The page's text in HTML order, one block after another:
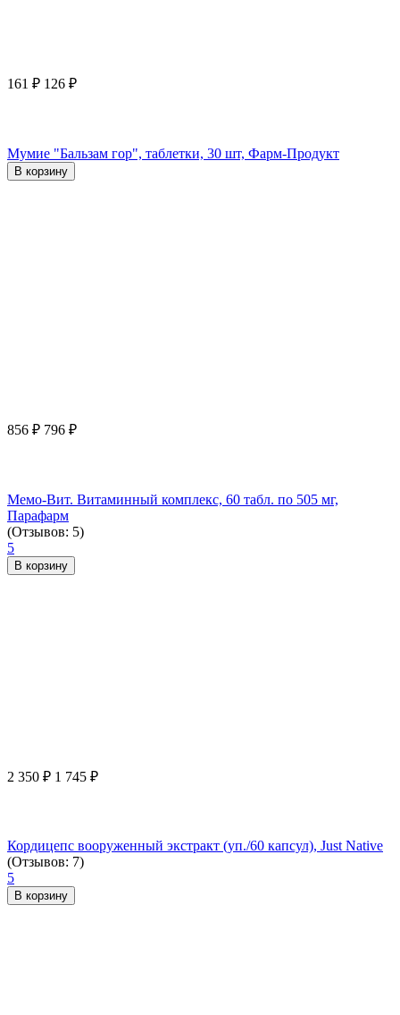
161 ₽ 126 ₽
Мумие "Бальзам гор", таблетки, 30 шт, Фарм-Продукт
В корзину
856 ₽ 796 ₽
Мемо-Вит. Витаминный комплекс, 60 табл. по 505 мг,
Парафарм
(Отзывов: 5)
5
В корзину
2 350 ₽ 1 745 ₽
Кордицепс вооруженный экстракт (уп./60 капсул), Just Native
(Отзывов: 7)
5
В корзину